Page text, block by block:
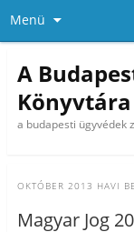
Menü
A
Könyvtára
a budapesti ügyvédek
OKTÓBER 2013 HAVI
Magyar Jog